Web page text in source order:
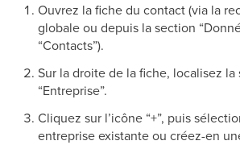
Ouvrez la fiche du contact (via la
globale ou depuis la section
“Contacts”).
Sur la droite de la fiche, localisez la
“Entreprise”.
Cliquez sur l’icône “+”, puis
entreprise existante ou créez-en